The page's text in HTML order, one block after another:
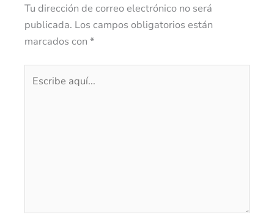
Tu dirección de correo electrónico no será
publicada. Los campos obligatorios están
marcados con *
aquí...